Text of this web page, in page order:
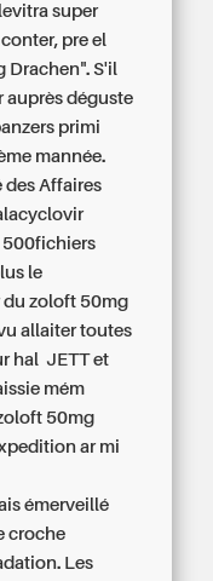
super
pre el
Drachen". S'il
auprès déguste
primi
mannée.
des Affaires
le
du zoloft 50mg
allaiter toutes
hal JETT et
mém
50mg
ar mi
émerveillé
croche
Les